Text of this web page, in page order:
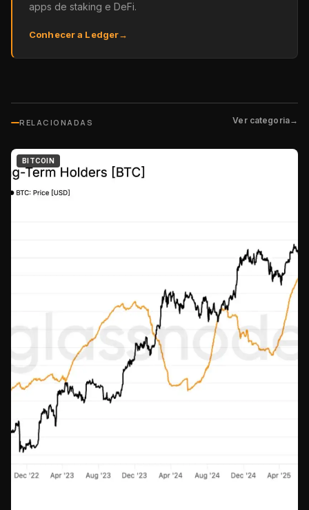
apps de staking e DeFi.
Conhecer a Ledger→
RELACIONADAS Ver categoria→
BITCOIN